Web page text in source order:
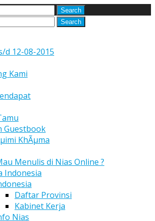
d 12-08-2015
Kami
Guestbook
KhÃµma
Menulis di Nias Online ?
Indonesia
Daftar Provinsi
Kabinet Kerja
Nias